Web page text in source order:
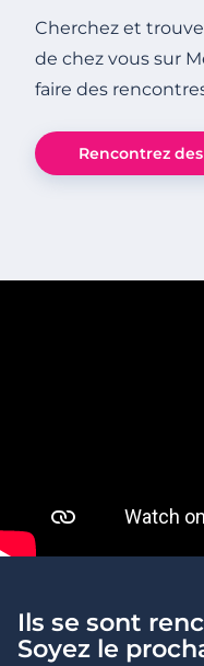
Cherchez et
de chez vous sur
faire des
Rencontrez
Ils se sont
Soyez le